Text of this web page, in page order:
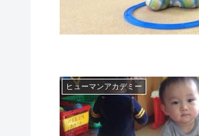
ヒューマンアカデミー